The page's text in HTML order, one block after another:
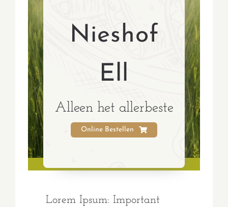
Nieshof
Ell
Alleen het allerbeste
Online Bestellen
Lorem Ipsum: Important